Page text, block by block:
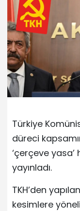
Türkiye
düreci
‘çerçeve yasa’
yayınladı.
TKH’den
kesimlere